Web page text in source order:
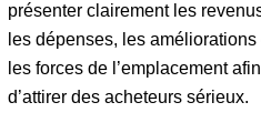
présenter clairement les
les dépenses, les améliorations
les forces de l’emplacement afin
d’attirer des acheteurs sérieux.